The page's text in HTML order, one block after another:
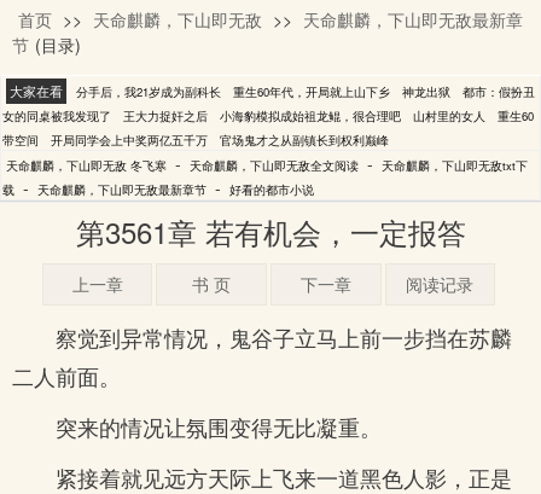
冬飞寒
首页 >> 天命麒麟，下山即无敌 >> 天命麒麟，下山即无敌最新章
节 (目录)
大家在看 分手后，我21岁成为副科长 重生60年代，开局就上山下乡 神龙出狱
都市：假扮丑
女的同桌被我发现了
王大力捉奸之后 小海豹模拟成始祖龙鲲，很合理吧 山村里的女人
重生60
带空间
开局同学会上中奖两亿五千万
官场鬼才之从副镇长到权利巅峰
天命麒麟，下山即无敌 冬飞寒 - 天命麒麟，下山即无敌全文阅读 - 天命麒麟，下山即无敌txt下
载 - 天命麒麟，下山即无敌最新章节 - 好看的都市小说
第3561章 若有机会，一定报答
上一章 书 页 下一章 阅读记录
察觉到异常情况，鬼谷子立马上前一步挡在苏麟
二人前面。
突来的情况让氛围变得无比凝重。
紧接着就见远方天际上飞来一道黑色人影，正是